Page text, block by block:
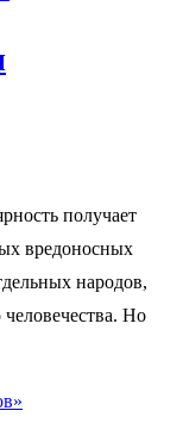
получает
вредоносных
народов,
Но